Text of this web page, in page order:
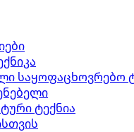
საყოფაცხოვრებო
ტექნია